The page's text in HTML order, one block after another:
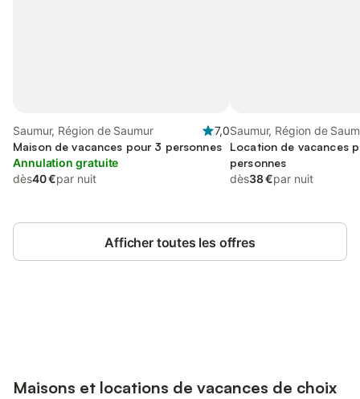
Saumur, Région de Saumur
7,0
Maison de vacances pour 3 personnes
Annulation gratuite
dès40 €par nuit
Saumur, Région de
Location de vacances
personnes
dès38 €par nuit
Afficher toutes les offres
Maisons et locations de vacances de choix